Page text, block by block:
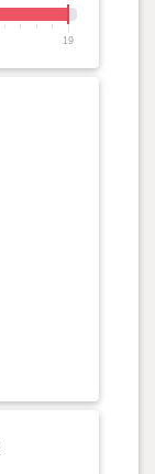
19